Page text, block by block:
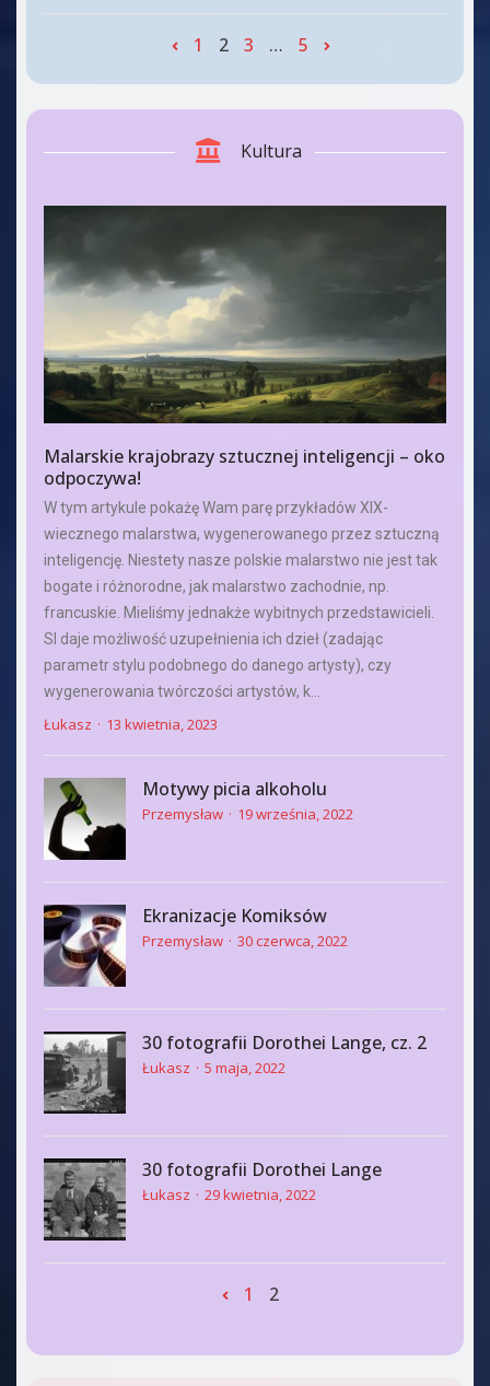
1 2 3 … 5
Kultura
Malarskie krajobrazy sztucznej inteligencji – oko
odpoczywa!
W tym artykule pokażę Wam parę przykładów XIX-
wiecznego malarstwa, wygenerowanego przez sztuczną
inteligencję. Niestety nasze polskie malarstwo nie jest tak
bogate i różnorodne, jak malarstwo zachodnie, np.
francuskie. Mieliśmy jednakże wybitnych przedstawicieli.
SI daje możliwość uzupełnienia ich dzieł (zadając
parametr stylu podobnego do danego artysty), czy
wygenerowania twórczości artystów, k...
Łukasz 13 kwietnia, 2023
Motywy picia alkoholu
Przemysław 19 września, 2022
Ekranizacje Komiksów
Przemysław 30 czerwca, 2022
30 fotografii Dorothei Lange, cz. 2
Łukasz 5 maja, 2022
30 fotografii Dorothei Lange
Łukasz 29 kwietnia, 2022
1 2